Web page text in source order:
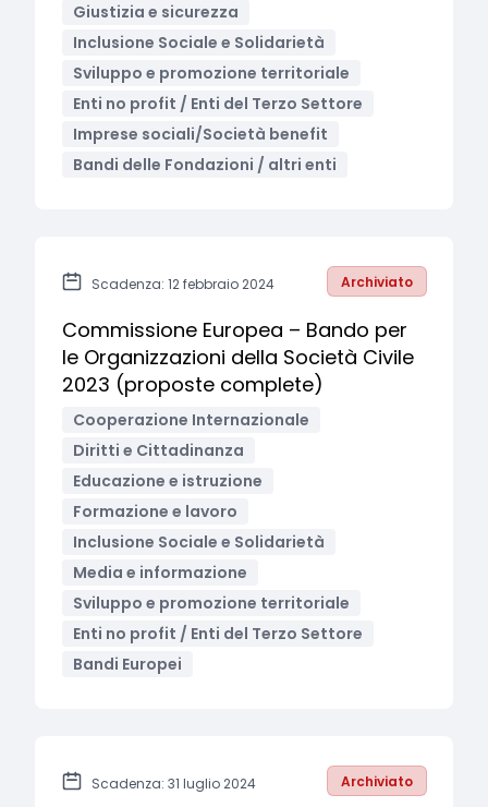
Giustizia e sicurezza
Inclusione Sociale e Solidarietà
Sviluppo e promozione territoriale
Enti no profit / Enti del Terzo Settore
Imprese sociali/Società benefit
Bandi delle Fondazioni / altri enti
Scadenza: 12 febbraio 2024 Archiviato
Commissione Europea – Bando per
le Organizzazioni della Società Civile
2023 (proposte complete)
Cooperazione Internazionale
Diritti e Cittadinanza
Educazione e istruzione
Formazione e lavoro
Inclusione Sociale e Solidarietà
Media e informazione
Sviluppo e promozione territoriale
Enti no profit / Enti del Terzo Settore
Bandi Europei
Scadenza: 31 luglio 2024 Archiviato